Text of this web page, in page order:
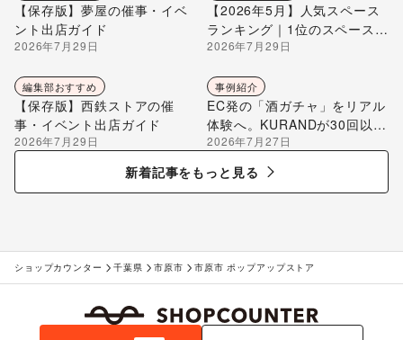
【保存版】夢屋の催事・イベ
ント出店ガイド
2026年7月29日
【2026年5月】人気スペース
ランキング｜1位のスペースを
編集部が解説
2026年7月29日
編集部おすすめ
【保存版】西鉄ストアの催
事・イベント出店ガイド
2026年7月29日
事例紹介
EC発の「酒ガチャ」をリアル
体験へ。KURANDが30回以上
のポップアップ出店で届け
る“新しいお酒との出会い”
2026年7月27日
新着記事をもっと見る
ショップカウンター 千葉県 市原市 市原市 ポップアップストア